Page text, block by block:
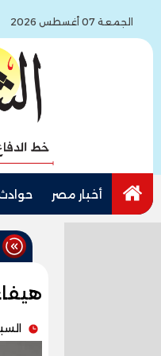
الجمعة 07 أغسطس 2026
أخبار مصر
السبت 17/سبتمبر/